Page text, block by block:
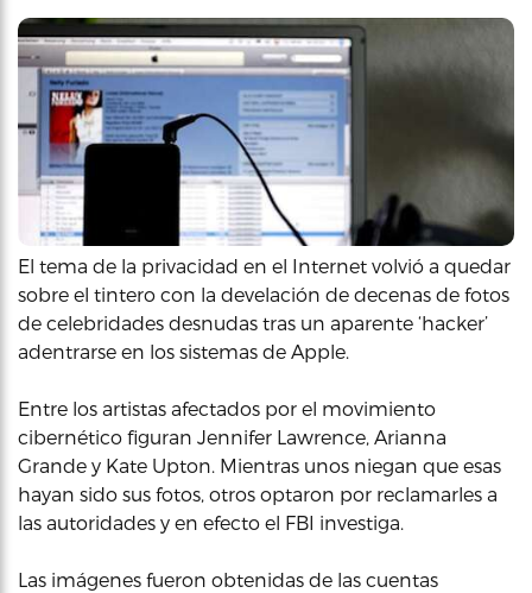
El tema de la privacidad en el Internet volvió a quedar
sobre el tintero con la develación de decenas de fotos
de celebridades desnudas tras un aparente ‘hacker’
adentrarse en los sistemas de Apple.
Entre los artistas afectados por el movimiento
cibernético figuran Jennifer Lawrence, Arianna
Grande y Kate Upton. Mientras unos niegan que esas
hayan sido sus fotos, otros optaron por reclamarles a
las autoridades y en efecto el FBI investiga.
Las imágenes fueron obtenidas de las cuentas